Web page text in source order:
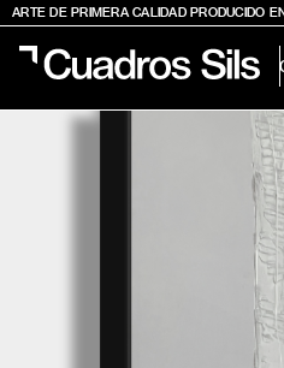
ARTE DE PRIMERA CALIDAD PRODUCIDO
Obra Pictórica